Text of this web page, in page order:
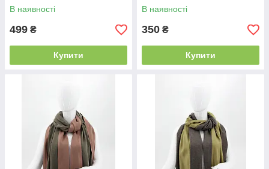
В наявності
499 ₴
Купити
В наявності
350 ₴
Купити